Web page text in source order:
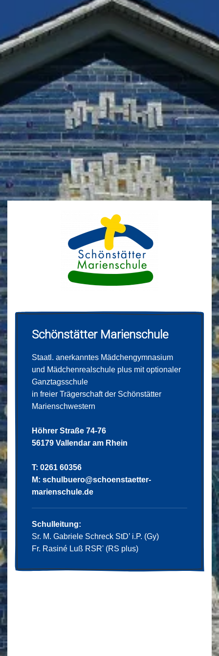
Schönstätter Marienschule
Staatl. anerkanntes Mädchengymnasium
und Mädchenrealschule plus mit optionaler
Ganztagsschule
in freier Trägerschaft der Schönstätter
Marienschwestern
Höhrer Straße 74-76
56179 Vallendar am Rhein
T: 0261 60356
M: schulbuero@schoenstaetter-
marienschule.de
Schulleitung:
Sr. M. Gabriele Schreck StD’ i.P. (Gy)
Fr. Rasiné Luß RSR' (RS plus)